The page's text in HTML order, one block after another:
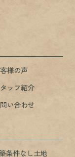
様の声
ッフ紹介
い合わせ
条件なし土地